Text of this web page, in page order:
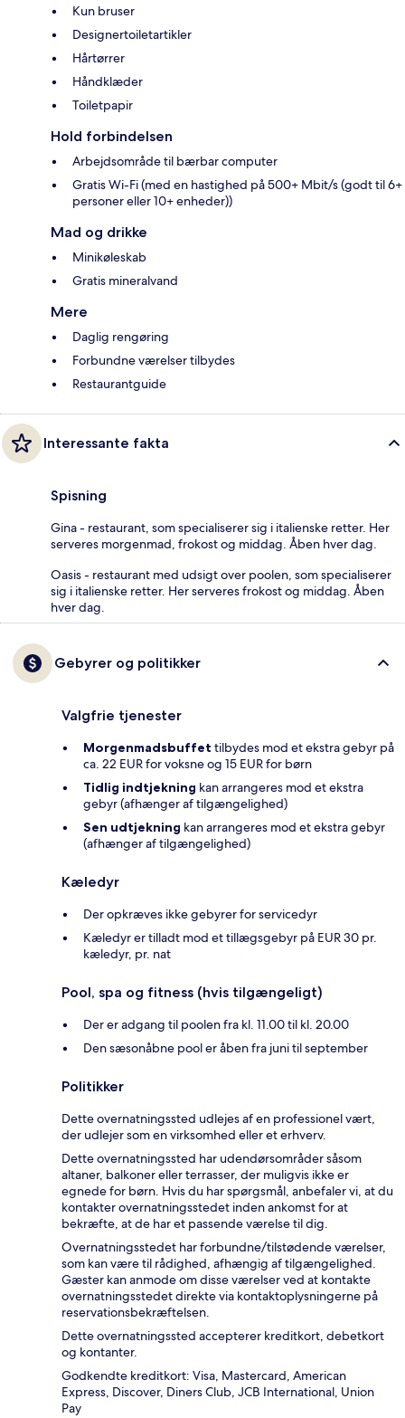
Kun bruser
Designertoiletartikler
Hårtørrer
Håndklæder
Toiletpapir
Hold forbindelsen
Arbejdsområde til bærbar computer
Gratis Wi-Fi (med en hastighed på 500+ Mbit/s (godt til 6+
personer eller 10+ enheder))
Mad og drikke
Minikøleskab
Gratis mineralvand
Mere
Daglig rengøring
Forbundne værelser tilbydes
Restaurantguide
Interessante fakta
Spisning
Gina - restaurant, som specialiserer sig i italienske retter. Her
serveres morgenmad, frokost og middag. Åben hver dag.
Oasis - restaurant med udsigt over poolen, som specialiserer
sig i italienske retter. Her serveres frokost og middag. Åben
hver dag.
Gebyrer og politikker
Valgfrie tjenester
Morgenmadsbuffet tilbydes mod et ekstra gebyr på
ca. 22 EUR for voksne og 15 EUR for børn
Tidlig indtjekning kan arrangeres mod et ekstra
gebyr (afhænger af tilgængelighed)
Sen udtjekning kan arrangeres mod et ekstra gebyr
(afhænger af tilgængelighed)
Kæledyr
Der opkræves ikke gebyrer for servicedyr
Kæledyr er tilladt mod et tillægsgebyr på EUR 30 pr.
kæledyr, pr. nat
Pool, spa og fitness (hvis tilgængeligt)
Der er adgang til poolen fra kl. 11.00 til kl. 20.00
Den sæsonåbne pool er åben fra juni til september
Politikker
Dette overnatningssted udlejes af en professionel vært,
der udlejer som en virksomhed eller et erhverv.
Dette overnatningssted har udendørsområder såsom
altaner, balkoner eller terrasser, der muligvis ikke er
egnede for børn. Hvis du har spørgsmål, anbefaler vi, at du
kontakter overnatningsstedet inden ankomst for at
bekræfte, at de har et passende værelse til dig.
Overnatningsstedet har forbundne/tilstødende værelser,
som kan være til rådighed, afhængig af tilgængelighed.
Gæster kan anmode om disse værelser ved at kontakte
overnatningsstedet direkte via kontaktoplysningerne på
reservationsbekræftelsen.
Dette overnatningssted accepterer kreditkort, debetkort
og kontanter.
Godkendte kreditkort: Visa, Mastercard, American
Express, Discover, Diners Club, JCB International, Union
Pay